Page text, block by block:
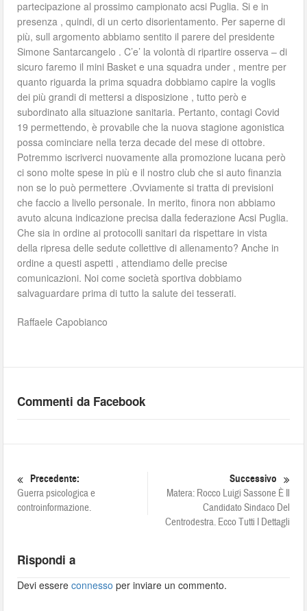
partecipazione al prossimo campionato acsi Puglia. Si e in
presenza , quindi, di un certo disorientamento. Per saperne di
più, sull argomento abbiamo sentito il parere del presidente
Simone Santarcangelo . C’e’ la volontà di ripartire osserva – di
sicuro faremo il mini Basket e una squadra under , mentre per
quanto riguarda la prima squadra dobbiamo capire la voglis
dei più grandi di mettersi a disposizione , tutto però e
subordinato alla situazione sanitaria. Pertanto, contagi Covid
19 permettendo, è provabile che la nuova stagione agonistica
possa cominciare nella terza decade del mese di ottobre.
Potremmo iscriverci nuovamente alla promozione lucana però
ci sono molte spese in più e il nostro club che si auto finanzia
non se lo può permettere .Ovviamente si tratta di previsioni
che faccio a livello personale. In merito, finora non abbiamo
avuto alcuna indicazione precisa dalla federazione Acsi Puglia.
Che sia in ordine ai protocolli sanitari da rispettare in vista
della ripresa delle sedute collettive di allenamento? Anche in
ordine a questi aspetti , attendiamo delle precise
comunicazioni. Noi come società sportiva dobbiamo
salvaguardare prima di tutto la salute dei tesserati.
Raffaele Capobianco
Commenti da Facebook
Precedente:
Guerra psicologica e
controinformazione.
Successivo
Matera: Rocco Luigi Sassone È Il
Candidato Sindaco Del
Centrodestra. Ecco Tutti I Dettagli
Rispondi a
Devi essereconnesso per inviare un commento.